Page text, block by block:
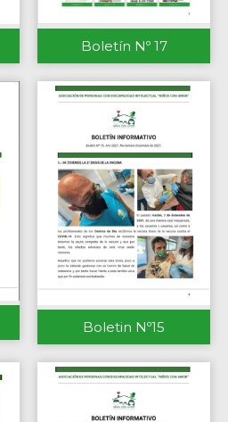
Boletín Nº 17
Boletin Nº15